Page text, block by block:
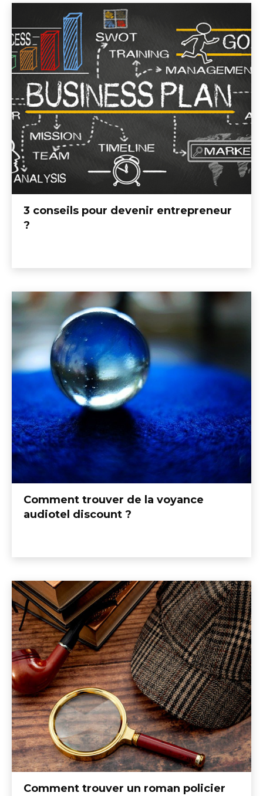
3 conseils pour devenir entrepreneur
?
Comment trouver de la voyance
audiotel discount ?
Comment trouver un roman policier